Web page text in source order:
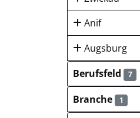
Anif
Augsburg
Berufsfeld
7
Branche 1